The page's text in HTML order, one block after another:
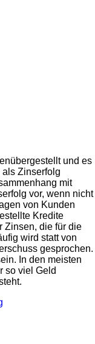
und es
Zinserfolg
mit
vor, wenn nicht
von Kunden
Kredite
Zinsen, die für die
wird statt von
gesprochen.
In den meisten
so viel Geld